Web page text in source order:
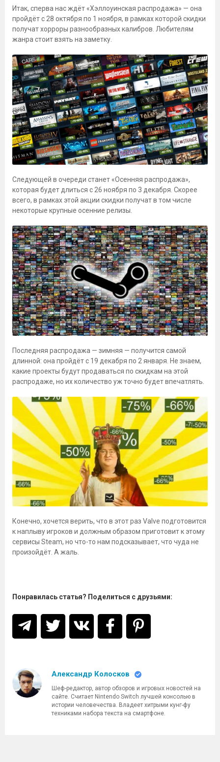
Итак, сперва нас ждёт «Хэллоуинская распродажа» — она
пройдёт с 28 октября по 1 ноября, в рамках которой скидки
получат хорроры разнообразных калибров. Любителям
жанра стоит взять на заметку.
Следующей в очереди станет «Осенняя распродажа»,
которая будет длиться с 26 ноября по 3 декабря. Скорее
всего, в рамках этой акции скидки получат в том числе
некоторые крупные осенние релизы.
Последняя распродажа — зимняя — получится самой
длинной: она пройдёт с 19 декабря по 2 января. Не знаем,
какие проекты будут продаваться по скидкам на этой
распродаже, но их количество уж точно будет впечатлять.
Конечно, хочется верить, что в этот раз Valve подготовится
к наплыву игроков и должным образом приготовит к этому
сервисы Steam, но что-то нам подсказывает, что чуда не
произойдёт. А жаль.
Понравилась статья? Поделиться с друзьями:
Александр Колосков
Шеф-редактор, автор обзоров и игровых новостей на
сайте. Считает Nintendo Switch лучшей консолью в
истории человечества. Владеет хитрыми кунг-фу
техниками набора текста на смартфоне.